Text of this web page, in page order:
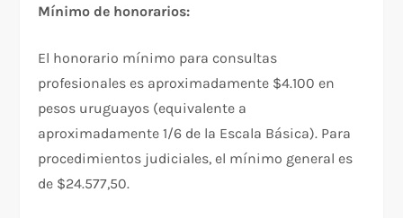
Mínimo de honorarios:
El honorario mínimo para consultas
profesionales es aproximadamente $4.100 en
pesos uruguayos (equivalente a
aproximadamente 1/6 de la Escala Básica). Para
procedimientos judiciales, el mínimo general es
de $24.577,50.​